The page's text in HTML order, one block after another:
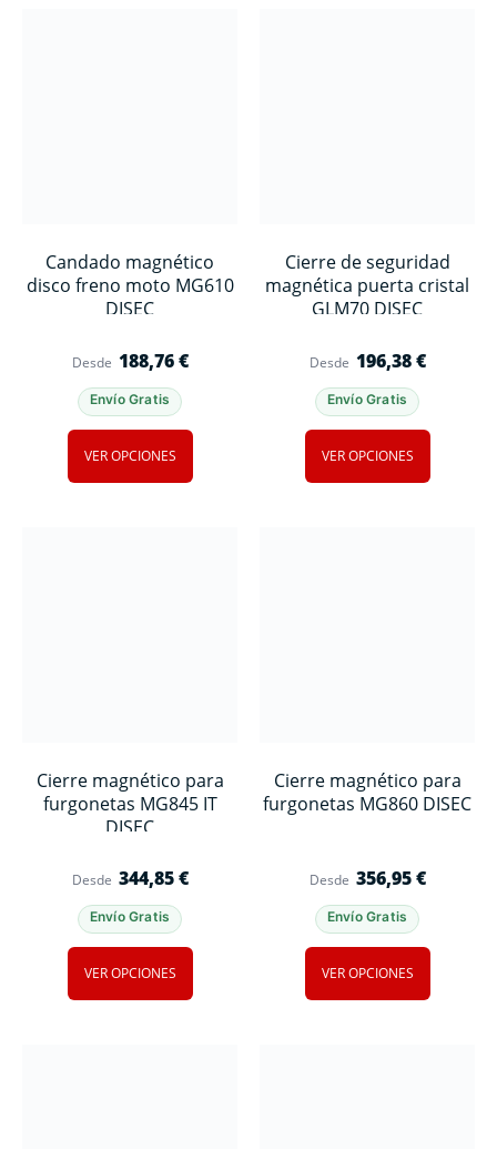
Candado magnético
disco freno moto MG610
DISEC
Desde 188,76€
Envío Gratis
VER OPCIONES
Cierre de seguridad
magnética puerta cristal
GLM70 DISEC
Desde 196,38€
Envío Gratis
VER OPCIONES
Cierre magnético para
furgonetas MG845 IT
DISEC
Desde 344,85€
Envío Gratis
VER OPCIONES
Cierre magnético para
furgonetas MG860 DISEC
Desde 356,95€
Envío Gratis
VER OPCIONES